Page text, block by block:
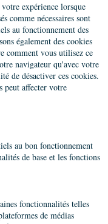
expérience lorsque
comme nécessaires sont
au fonctionnement des
également des cookies
comment vous utilisez ce
navigateur qu'avec votre
de désactiver ces cookies.
peut affecter votre
au bon fonctionnement
de base et les fonctions
fonctionnalités telles
de médias